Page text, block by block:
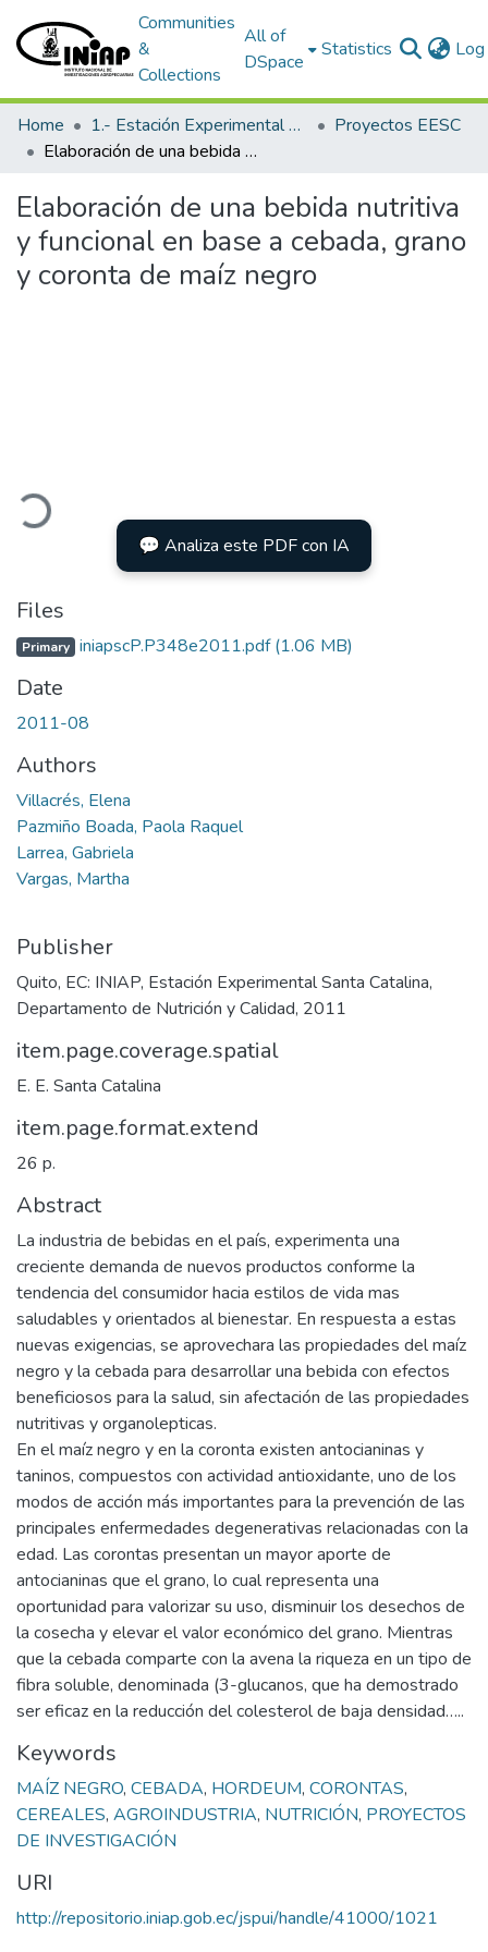
Communities
&
Collections
All of
DSpace
Statistics
Home 1.- Estación Experimental Santa Catalina
Proyectos EESC
Elaboración de una bebida nutritiva y funcional en base a cebada, grano y coronta de maíz negro
Elaboración de una bebida nutritiva
y funcional en base a cebada, grano
y coronta de maíz negro
💬 Analiza este PDF con IA
Files
Primary iniapscP.P348e2011.pdf(1.06 MB)
Date
2011-08
Authors
Villacrés, Elena
Pazmiño Boada, Paola Raquel
Larrea, Gabriela
Vargas, Martha
Publisher
Quito, EC: INIAP, Estación Experimental Santa Catalina,
Departamento de Nutrición y Calidad, 2011
item.page.coverage.spatial
E. E. Santa Catalina
item.page.format.extend
26 p.
Abstract
La industria de bebidas en el país, experimenta una
creciente demanda de nuevos productos conforme la
tendencia del consumidor hacia estilos de vida mas
saludables y orientados al bienestar. En respuesta a estas
nuevas exigencias, se aprovechara las propiedades del maíz
negro y la cebada para desarrollar una bebida con efectos
beneficiosos para la salud, sin afectación de las propiedades
nutritivas y organolepticas.
En el maíz negro y en la coronta existen antocianinas y
taninos, compuestos con actividad antioxidante, uno de los
modos de acción más importantes para la prevención de las
principales enfermedades degenerativas relacionadas con la
edad. Las corontas presentan un mayor aporte de
antocianinas que el grano, lo cual representa una
oportunidad para valorizar su uso, disminuir los desechos de
la cosecha y elevar el valor económico del grano. Mientras
que la cebada comparte con la avena la riqueza en un tipo de
fibra soluble, denominada (3-glucanos, que ha demostrado
ser eficaz en la reducción del colesterol de baja densidad…..
Keywords
MAÍZ NEGRO, CEBADA, HORDEUM, CORONTAS,
CEREALES, AGROINDUSTRIA, NUTRICIÓN, PROYECTOS
DE INVESTIGACIÓN
URI
http://repositorio.iniap.gob.ec/jspui/handle/41000/1021